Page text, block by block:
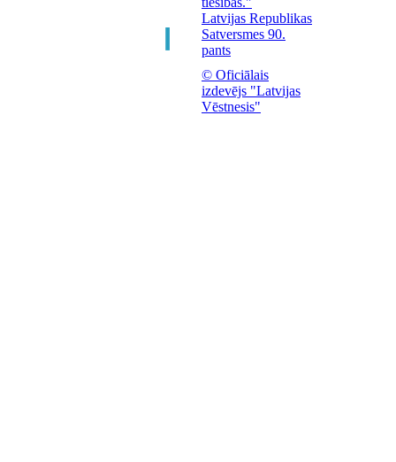
Latvijas Republikas
Satversmes 90.
pants
© Oficiālais
izdevējs "Latvijas
Vēstnesis"